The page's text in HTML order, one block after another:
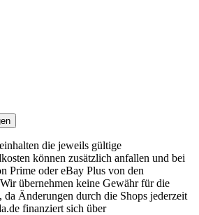
die jeweils gültige
können zusätzlich anfallen und bei
Prime oder eBay Plus von den
übernehmen keine Gewähr für die
Änderungen durch die Shops jederzeit
finanziert sich über